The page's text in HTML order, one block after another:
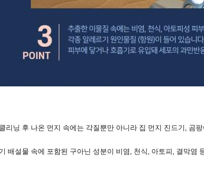
리닝 후 나온 먼지 속에는 각질뿐만 아니라 집 먼지 진드기, 곰
배설물 속에 포함된 구아닌 성분이 비염, 천식, 아토피, 결막염